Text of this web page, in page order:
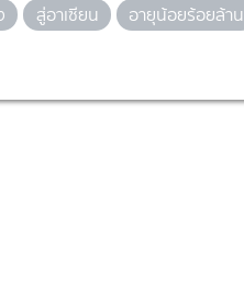
สู่อาเซียน อายุน้อยร้อยล้าน